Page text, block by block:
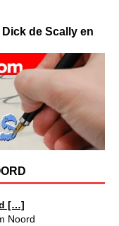
de Scally en
[…]
Noord